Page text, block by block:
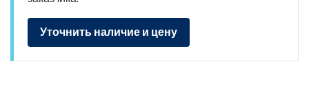
Уточнить наличие и цену